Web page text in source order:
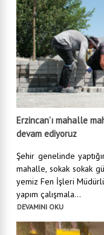
Erzincan’ı mahalle
devam ediyoruz
Şehir genelinde
mahalle, sokak sokak
yemiz Fen İşleri
yapım çalışmala...
DEVAMINI OKU